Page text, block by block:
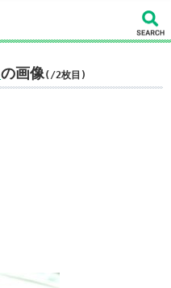
の画像(/2枚目)